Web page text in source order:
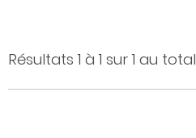
Résultats 1 à 1 sur 1 au total